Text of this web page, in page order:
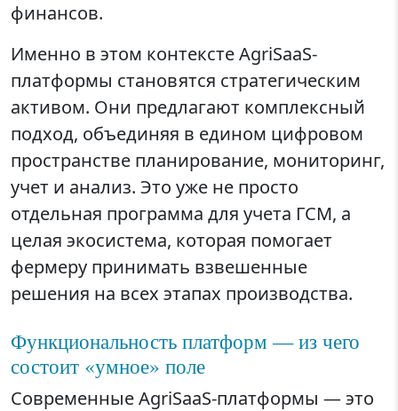
финансов.
Именно в этом контексте AgriSaaS-
платформы становятся стратегическим
активом. Они предлагают комплексный
подход, объединяя в едином цифровом
пространстве планирование, мониторинг,
учет и анализ. Это уже не просто
отдельная программа для учета ГСМ, а
целая экосистема, которая помогает
фермеру принимать взвешенные
решения на всех этапах производства.
Функциональность платформ — из чего
состоит «умное» поле
Современные AgriSaaS-платформы — это